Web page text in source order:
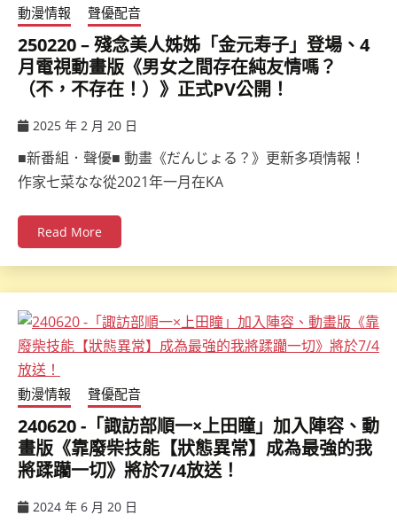
動漫情報 聲優配音
250220 – 殘念美人姊姊「金元寿子」登場、4
月電視動畫版《男女之間存在純友情嗎？
（不，不存在！）》正式PV公開！
2025 年 2 月 20 日
■新番組．聲優■ 動畫《だんじょる？》更新多項情報！
作家七菜なな從2021年一月在KA
Read More
動漫情報 聲優配音
240620 -「諏訪部順一×上田瞳」加入陣容、動
畫版《靠廢柴技能【狀態異常】成為最強的我
將蹂躪一切》將於7/4放送！
2024 年 6 月 20 日